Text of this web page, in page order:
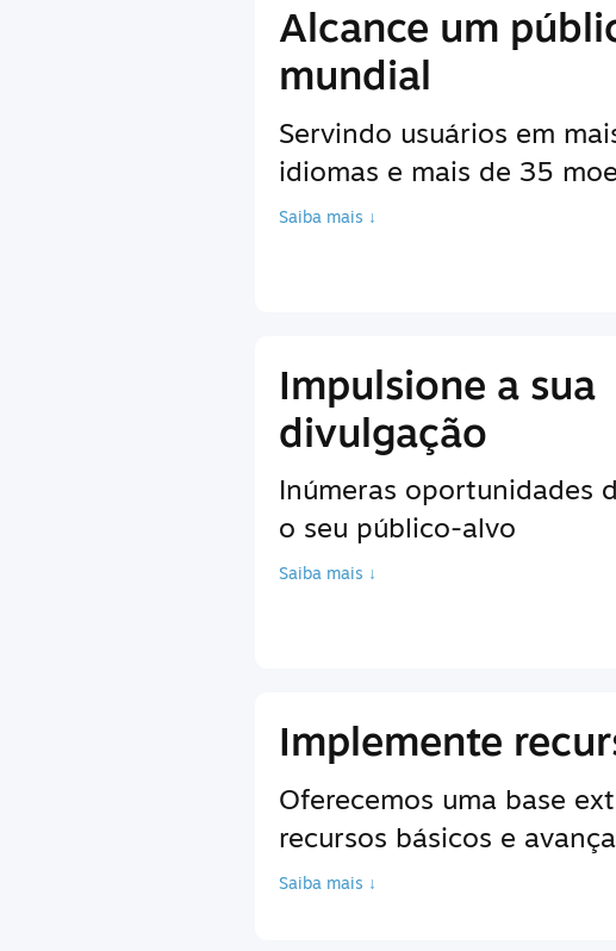
Alcance um
mundial
Servindo usuários em
idiomas e mais de 35
Saiba mais ↓
Impulsione a sua
divulgação
Inúmeras oportunidades
o seu público-alvo
Saiba mais ↓
Implemente
Oferecemos uma base
recursos básicos e
Saiba mais ↓